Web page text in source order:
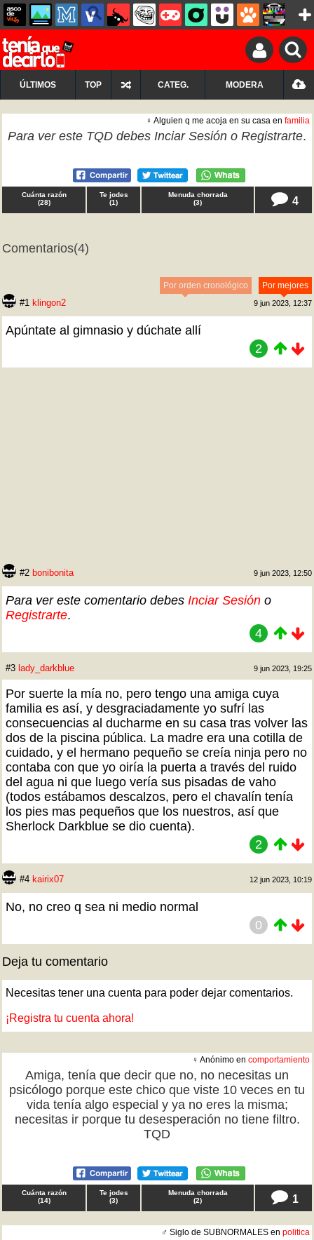
ÚLTIMOS TOP CATEG. MODERA
♀ Alguien q me acoja en su casa en familia
Para ver este TQD debes Inciar Sesión o Registrarte.
Cuánta razón
(28)
Te jodes
(1)
Menuda chorrada
(3) 4
Comentarios(4)
Por mejores
Por orden cronológico
#1 klingon2 9 jun 2023, 12:37
Apúntate al gimnasio y dúchate allí
2
#2 bonibonita 9 jun 2023, 12:50
Para ver este comentario debes Inciar Sesión o
Registrarte.
4
#3 lady_darkblue 9 jun 2023, 19:25
Por suerte la mía no, pero tengo una amiga cuya
familia es así, y desgraciadamente yo sufrí las
consecuencias al ducharme en su casa tras volver las
dos de la piscina pública. La madre era una cotilla de
cuidado, y el hermano pequeño se creía ninja pero no
contaba con que yo oiría la puerta a través del ruido
del agua ni que luego vería sus pisadas de vaho
(todos estábamos descalzos, pero el chavalín tenía
los pies mas pequeños que los nuestros, así que
Sherlock Darkblue se dio cuenta).
2
#4 kairix07 12 jun 2023, 10:19
No, no creo q sea ni medio normal
0
Deja tu comentario
Necesitas tener una cuenta para poder dejar comentarios.
¡Registra tu cuenta ahora!
♀ Anónimo en comportamiento
Amiga, tenía que decir que no, no necesitas un
psicólogo porque este chico que viste 10 veces en tu
vida tenía algo especial y ya no eres la misma;
necesitas ir porque tu desesperación no tiene filtro.
TQD
Cuánta razón
(14)
Te jodes
(3)
Menuda chorrada
(2) 1
♂ Siglo de SUBNORMALES en politica